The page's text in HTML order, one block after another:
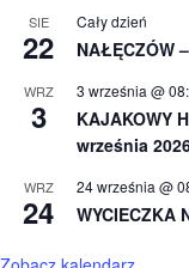
SIE
22
Cały dzień
NAŁĘCZÓW
WRZ
3
3 września @
KAJAKOWY
września
WRZ
24
24 września @
WYCIECZKA